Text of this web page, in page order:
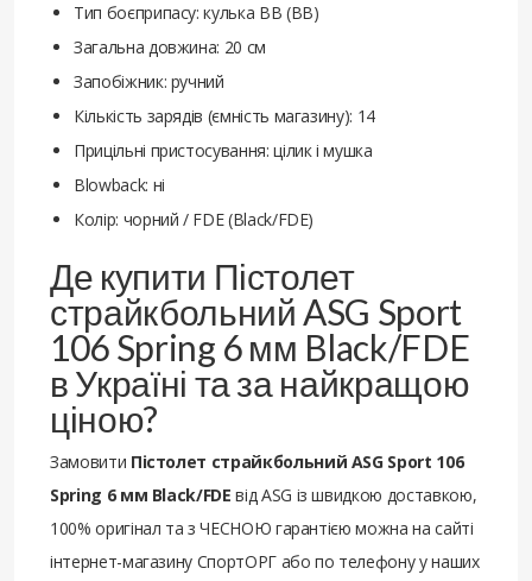
Тип боєприпасу: кулька BB (ВВ)
Загальна довжина: 20 см
Запобіжник: ручний
Кількість зарядів (ємність магазину): 14
Прицільні пристосування: цілик і мушка
Blowback: ні
Колір: чорний / FDE (Black/FDE)
Де купити Пістолет
страйкбольний ASG Sport
106 Spring 6 мм Black/FDE
в Україні та за найкращою
ціною?
Замовити Пістолет страйкбольний ASG Sport 106
Spring 6 мм Black/FDE від ASG із швидкою доставкою,
100% оригінал та з ЧЕСНОЮ гарантією можна на сайті
інтернет-магазину СпортОРГ або по телефону у наших